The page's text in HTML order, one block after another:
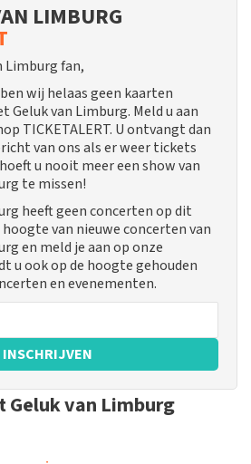
LIMBURG
Limburg fan,
wij helaas geen kaarten
Geluk van Limburg. Meld u aan
TICKETALERT. U ontvangt dan
van ons als er weer tickets
u nooit meer een show van
te missen!
heeft geen concerten op dit
van nieuwe concerten van
en meld je aan op onze
u ook op de hoogte gehouden
en evenementen.
INSCHRIJVEN
Geluk van Limburg